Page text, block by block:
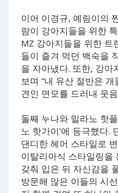
이어 이경규, 예림이의
람이 강아지들을 위한
MZ 강아지들을 위한 트
들이 즐겨 먹던 백숙을
을 자아냈다. 또한, 강
보며 “내 유산 절반은
견인 면모를 드러내 웃
둘째 누나와 밀라노 핫
노 핫가이’에 등극했다.
댄디한 헤어 스타일로
이탈리아식 스타일링을
갖춰 입은 뒤 자신감을
방문해 많은 이들의 시